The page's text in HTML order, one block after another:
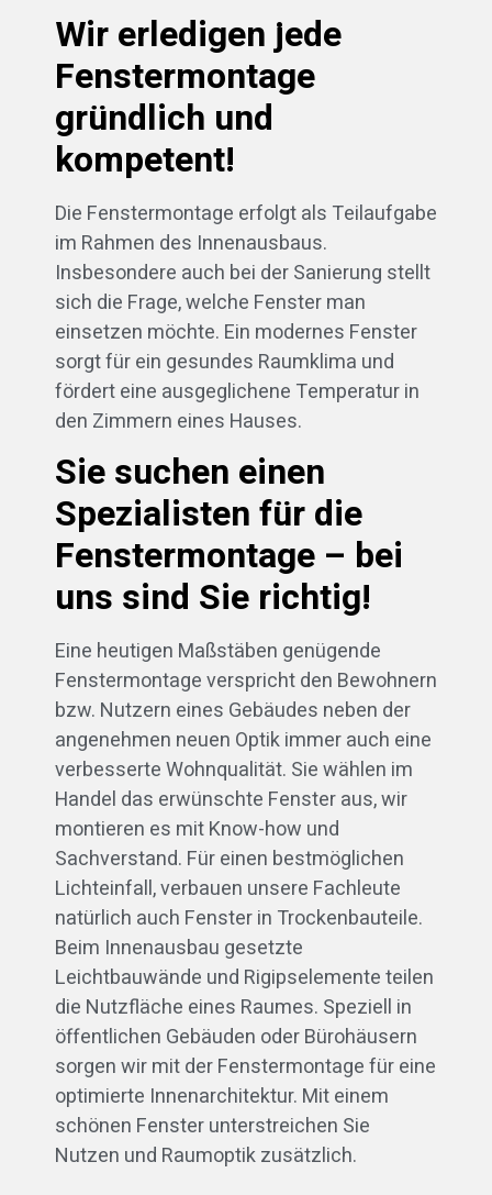
Wir erledigen jede
Fenstermontage
gründlich und
kompetent!
Die Fenstermontage erfolgt als Teilaufgabe
im Rahmen des Innenausbaus.
Insbesondere auch bei der Sanierung stellt
sich die Frage, welche Fenster man
einsetzen möchte. Ein modernes Fenster
sorgt für ein gesundes Raumklima und
fördert eine ausgeglichene Temperatur in
den Zimmern eines Hauses.
Sie suchen einen
Spezialisten für die
Fenstermontage – bei
uns sind Sie richtig!
Eine heutigen Maßstäben genügende
Fenstermontage verspricht den Bewohnern
bzw. Nutzern eines Gebäudes neben der
angenehmen neuen Optik immer auch eine
verbesserte Wohnqualität. Sie wählen im
Handel das erwünschte Fenster aus, wir
montieren es mit Know-how und
Sachverstand. Für einen bestmöglichen
Lichteinfall, verbauen unsere Fachleute
natürlich auch Fenster in Trockenbauteile.
Beim Innenausbau gesetzte
Leichtbauwände und Rigipselemente teilen
die Nutzfläche eines Raumes. Speziell in
öffentlichen Gebäuden oder Bürohäusern
sorgen wir mit der Fenstermontage für eine
optimierte Innenarchitektur. Mit einem
schönen Fenster unterstreichen Sie
Nutzen und Raumoptik zusätzlich.